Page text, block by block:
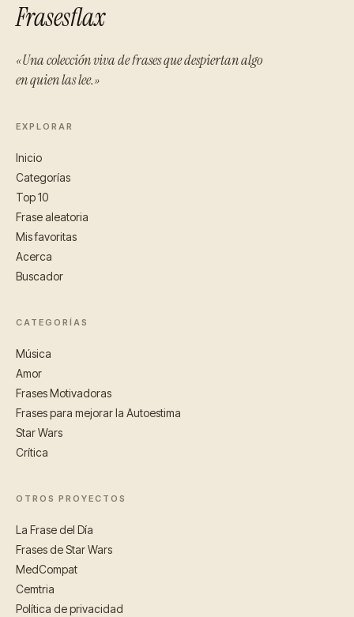
Frasesflax
«Una colección viva de frases que despiertan algo
en quien las lee.»
EXPLORAR
Inicio
Categorías
Top 10
Frase aleatoria
Mis favoritas
Acerca
Buscador
CATEGORÍAS
Música
Amor
Frases Motivadoras
Frases para mejorar la Autoestima
Star Wars
Crítica
OTROS PROYECTOS
La Frase del Día
Frases de Star Wars
MedCompat
Cemtria
Política de privacidad